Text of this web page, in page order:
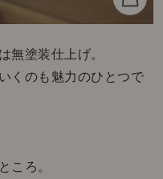
無塗装仕上げ。
くのも魅力のひとつで
ころ。